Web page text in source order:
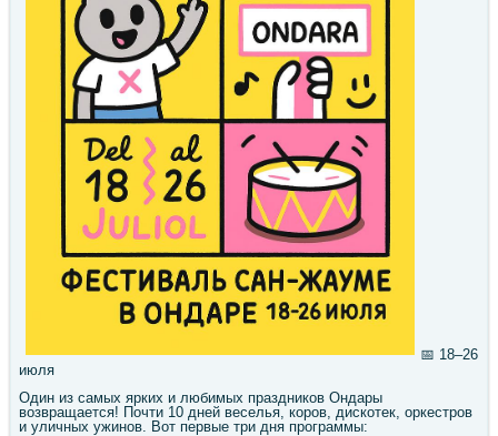
📅 18–26
июля
Один из самых ярких и любимых праздников Ондары
возвращается! Почти 10 дней веселья, коров, дискотек, оркестров
и уличных ужинов. Вот первые три дня программы: